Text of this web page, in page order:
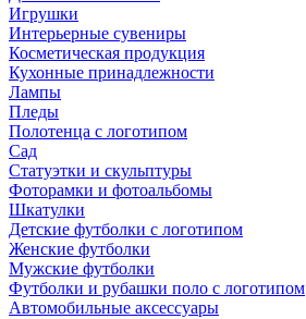
Игрушки
Интерьерные сувениры
Косметическая продукция
Кухонные принадлежности
Лампы
Пледы
Полотенца с логотипом
Сад
Статуэтки и скульптуры
Фоторамки и фотоальбомы
Шкатулки
Детские футболки с логотипом
Женские футболки
Мужские футболки
Футболки и рубашки поло с логотипом
Автомобильные аксессуары